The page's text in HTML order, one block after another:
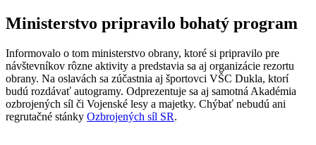
Ministerstvo pripravilo bohatý program
Informovalo o tom ministerstvo obrany, ktoré si pripravilo pre
návštevníkov rôzne aktivity a predstavia sa aj organizácie rezortu
obrany. Na oslavách sa zúčastnia aj športovci VŠC Dukla, ktorí
budú rozdávať autogramy. Odprezentuje sa aj samotná Akadémia
ozbrojených síl či Vojenské lesy a majetky. Chýbať nebudú ani
regrutačné stánky Ozbrojených síl SR.